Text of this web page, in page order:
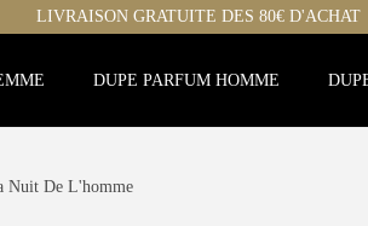
LIVRAISON GRATUITE DES 80€ D'ACHAT
DUPE PARFUM HOMME
Nuit De L'homme